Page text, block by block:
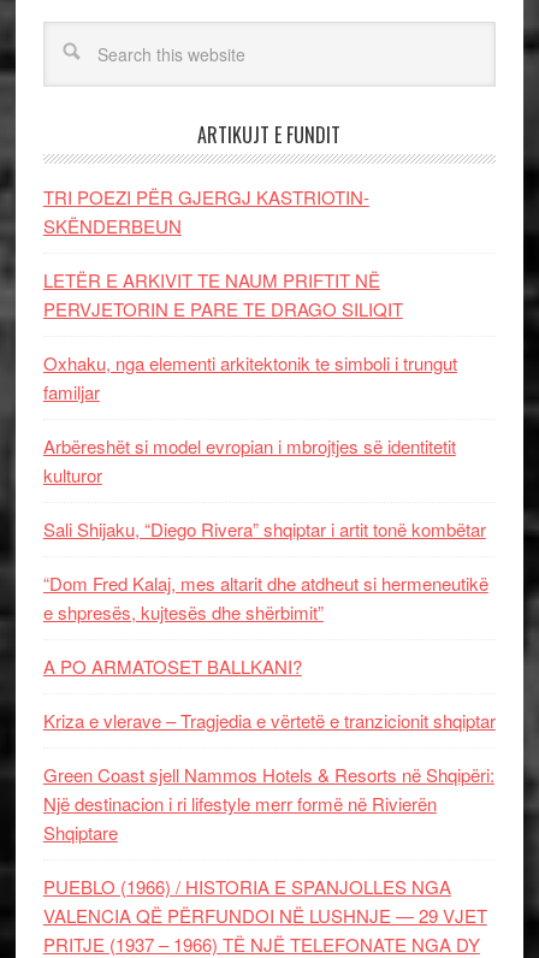
ARTIKUJT E FUNDIT
TRI POEZI PËR GJERGJ KASTRIOTIN-
SKËNDERBEUN
LETËR E ARKIVIT TE NAUM PRIFTIT NË
PERVJETORIN E PARE TE DRAGO SILIQIT
Oxhaku, nga elementi arkitektonik te simboli i trungut
familjar
Arbëreshët si model evropian i mbrojtjes së identitetit
kulturor
Sali Shijaku, “Diego Rivera” shqiptar i artit tonë kombëtar
“Dom Fred Kalaj, mes altarit dhe atdheut si hermeneutikë
e shpresës, kujtesës dhe shërbimit”
A PO ARMATOSET BALLKANI?
Kriza e vlerave – Tragjedia e vërtetë e tranzicionit shqiptar
Green Coast sjell Nammos Hotels & Resorts në Shqipëri:
Një destinacion i ri lifestyle merr formë në Rivierën
Shqiptare
PUEBLO (1966) / HISTORIA E SPANJOLLES NGA
VALENCIA QË PËRFUNDOI NË LUSHNJE — 29 VJET
PRITJE (1937 – 1966) TË NJË TELEFONATE NGA DY